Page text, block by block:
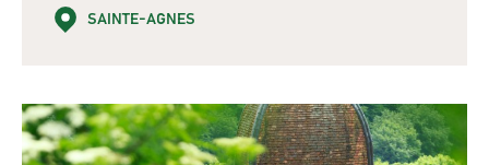
SAINTE-AGNES